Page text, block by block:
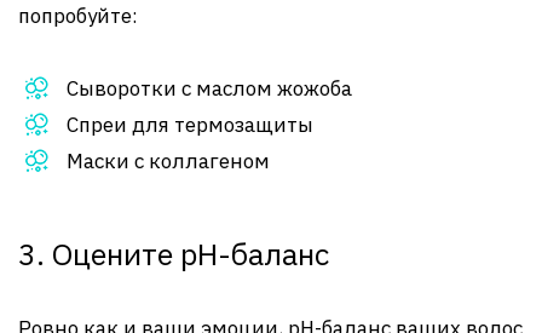
попробуйте:
Сыворотки с маслом жожоба
Спреи для термозащиты
Маски с коллагеном
3. Оцените pH-баланс